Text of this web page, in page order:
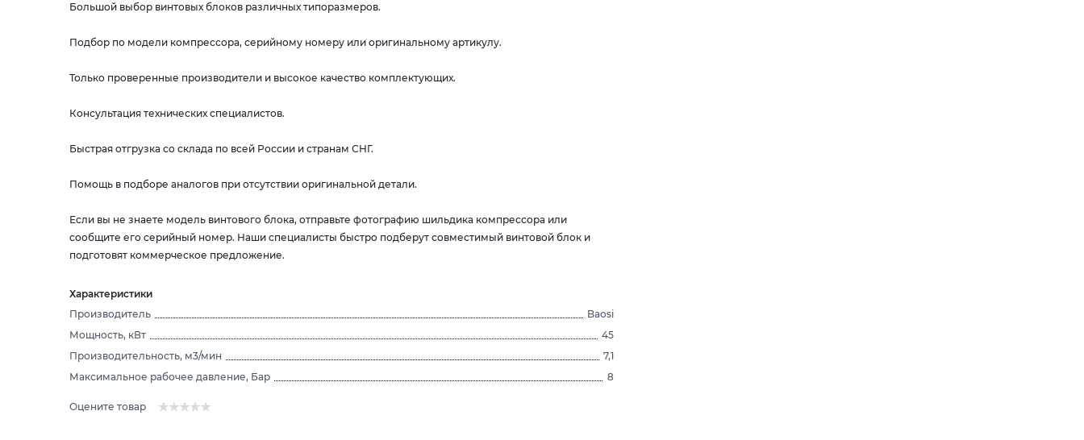
Большой выбор винтовых блоков различных типоразмеров.
Подбор по модели компрессора, серийному номеру или оригинальному артикулу.
Только проверенные производители и высокое качество комплектующих.
Консультация технических специалистов.
Быстрая отгрузка со склада по всей России и странам СНГ.
Помощь в подборе аналогов при отсутствии оригинальной детали.
Если вы не знаете модель винтового блока, отправьте фотографию шильдика компрессора или
сообщите его серийный номер. Наши специалисты быстро подберут совместимый винтовой блок и
подготовят коммерческое предложение.
Характеристики
Производитель
Baosi
Мощность, кВт
45
Производительность, м3/мин
7,1
Максимальное рабочее давление, Бар
8
Оцените товар